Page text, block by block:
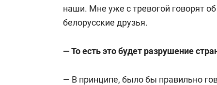
наши. Мне уже с тревогой говорят
белорусские друзья.
— То есть это будет разрушение
— В принципе, было бы правильно